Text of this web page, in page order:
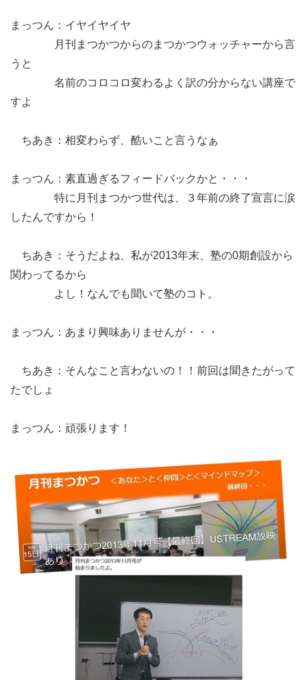
まっつん：イヤイヤイヤ
月刊まつかつからのまつかつウォッチャーから言
うと
名前のコロコロ変わるよく訳の分からない講座で
すよ
ちあき：相変わらず、酷いこと言うなぁ
まっつん：素直過ぎるフィードバックかと・・・
特に月刊まつかつ世代は、３年前の終了宣言に涙
したんですから！
ちあき：そうだよね、私が2013年末、塾の0期創設から
関わってるから
よし！なんでも聞いて塾のコト。
まっつん：あまり興味ありませんが・・・
ちあき：そんなこと言わないの！！前回は聞きたがって
たでしょ
まっつん：頑張ります！